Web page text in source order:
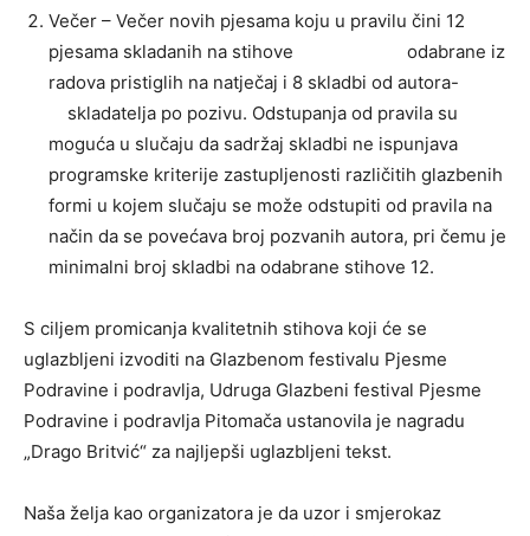
Večer – Večer novih pjesama koju u pravilu čini 12
pjesama skladanih na stihove odabrane iz
radova pristiglih na natječaj i 8 skladbi od autora-
skladatelja po pozivu. Odstupanja od pravila su
moguća u slučaju da sadržaj skladbi ne ispunjava
programske kriterije zastupljenosti različitih glazbenih
formi u kojem slučaju se može odstupiti od pravila na
način da se povećava broj pozvanih autora, pri čemu je
minimalni broj skladbi na odabrane stihove 12.
S ciljem promicanja kvalitetnih stihova koji će se
uglazbljeni izvoditi na Glazbenom festivalu Pjesme
Podravine i podravlja, Udruga Glazbeni festival Pjesme
Podravine i podravlja Pitomača ustanovila je nagradu
„Drago Britvić“ za najljepši uglazbljeni tekst.
Naša želja kao organizatora je da uzor i smjerokaz